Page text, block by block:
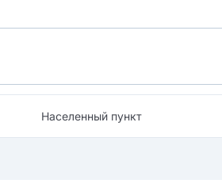
Населенный пункт